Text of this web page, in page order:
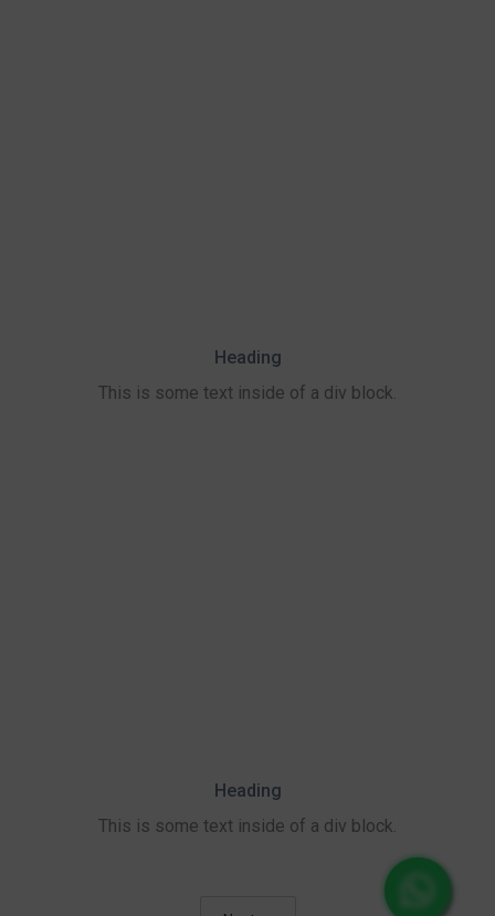
Heading
This is some text inside of a div block.
Heading
This is some text inside of a div block.